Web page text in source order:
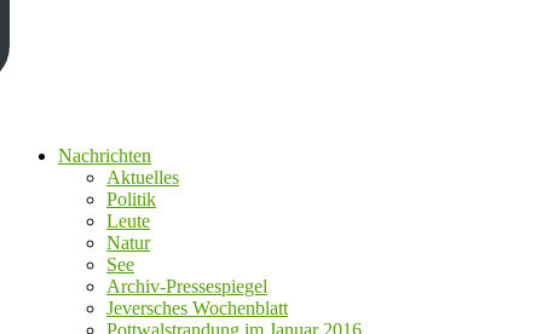
Nachrichten
Aktuelles
Politik
Leute
Natur
See
Archiv-Pressespiegel
Jeversches Wochenblatt